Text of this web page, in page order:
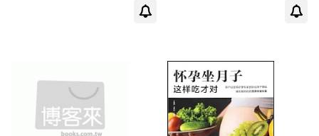
劉偉，張建軍（主編）(1)
劉偉，張新予，楊迎新（主編）(1)
劉偉，張曉艷，李建民（主編）(1)
匯智出版(1) 千華駐科技(1)
南京出版社(1) 南方出版社(1)